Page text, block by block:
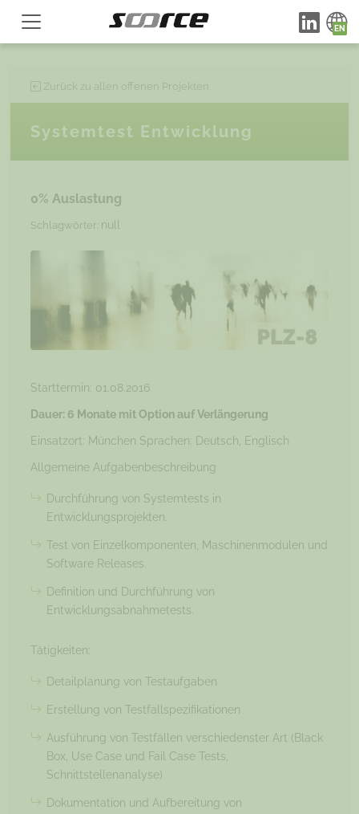
Zurück zu allen offenen Projekten
Systemtest Entwicklung
0% Auslastung
Schlagwörter: null
Starttermin: 01.08.2016
Dauer: 6 Monate mit Option auf Verlängerung
Einsatzort: München Sprachen: Deutsch, Englisch
Allgemeine Aufgabenbeschreibung
Durchführung von Systemtests in
Entwicklungsprojekten.
Test von Einzelkomponenten, Maschinenmodulen und
Software Releases.
Definition und Durchführung von
Entwicklungsabnahmetests.
Tätigkeiten:
Detailplanung von Testaufgaben
Erstellung von Testfallspezifikationen
Ausführung von Testfällen verschiedenster Art (Black
Box, Use Case und Fail Case Tests,
Schnittstellenanalyse)
Dokumentation und Aufbereitung von